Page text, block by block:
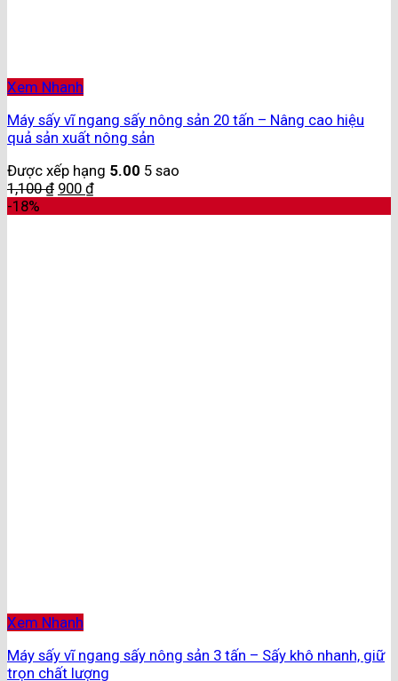
Xem Nhanh
Máy sấy vĩ ngang sấy nông sản 20 tấn – Nâng cao hiệu
quả sản xuất nông sản
Được xếp hạng 5.00 5 sao
1,100₫ 900 ₫
-18%
Xem Nhanh
Máy sấy vĩ ngang sấy nông sản 3 tấn – Sấy khô nhanh, giữ
trọn chất lượng